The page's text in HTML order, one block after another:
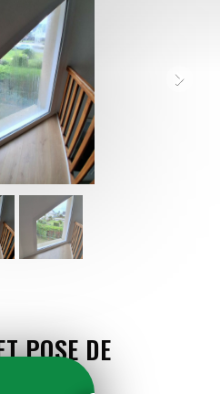
POSE DE